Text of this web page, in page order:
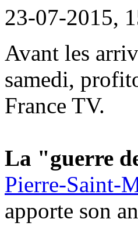
23-07-2015,
Avant les
samedi,
France TV.
La "guerre
Pierre-Saint-
apporte son